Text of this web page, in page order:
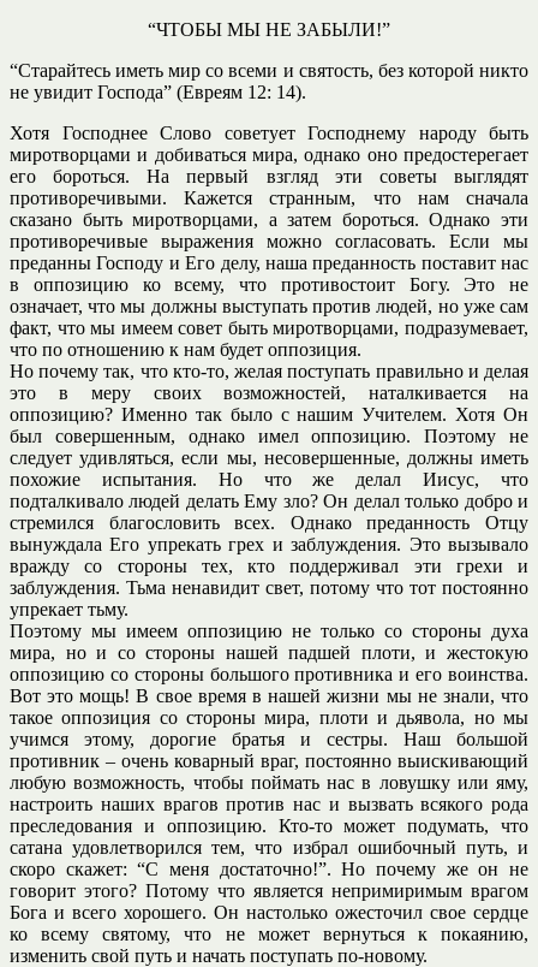
“ЧТОБЫ МЫ НЕ ЗАБЫЛИ!”
“Старайтесь иметь мир со всеми и святость, без которой никто
не увидит Господа” (Евреям 12: 14).
Хотя Господнее Слово советует Господнему народу быть
миротворцами и добиваться мира, однако оно предостерегает
его бороться. На первый взгляд эти советы выглядят
противоречивыми. Кажется странным, что нам сначала
сказано быть миротворцами, а затем бороться. Однако эти
противоречивые выражения можно согласовать. Если мы
преданны Господу и Его делу, наша преданность поставит нас
в оппозицию ко всему, что противостоит Богу. Это не
означает, что мы должны выступать против людей, но уже сам
факт, что мы имеем совет быть миротворцами, подразумевает,
что по отношению к нам будет оппозиция.
Но почему так, что кто-то, желая поступать правильно и делая
это в меру своих возможностей, наталкивается на
оппозицию? Именно так было с нашим Учителем. Хотя Он
был совершенным, однако имел оппозицию. Поэтому не
следует удивляться, если мы, несовершенные, должны иметь
похожие испытания. Но что же делал Иисус, что
подталкивало людей делать Ему зло? Он делал только добро и
стремился благословить всех. Однако преданность Отцу
вынуждала Его упрекать грех и заблуждения. Это вызывало
вражду со стороны тех, кто поддерживал эти грехи и
заблуждения. Тьма ненавидит свет, потому что тот постоянно
упрекает тьму.
Поэтому мы имеем оппозицию не только со стороны духа
мира, но и со стороны нашей падшей плоти, и жестокую
оппозицию со стороны большого противника и его воинства.
Вот это мощь! В свое время в нашей жизни мы не знали, что
такое оппозиция со стороны мира, плоти и дьявола, но мы
учимся этому, дорогие братья и сестры. Наш большой
противник – очень коварный враг, постоянно выискивающий
любую возможность, чтобы поймать нас в ловушку или яму,
настроить наших врагов против нас и вызвать всякого рода
преследования и оппозицию. Кто-то может подумать, что
сатана удовлетворился тем, что избрал ошибочный путь, и
скоро скажет: “С меня достаточно!”. Но почему же он не
говорит этого? Потому что является непримиримым врагом
Бога и всего хорошего. Он настолько ожесточил свое сердце
ко всему святому, что не может вернуться к покаянию,
изменить свой путь и начать поступать по-новому.